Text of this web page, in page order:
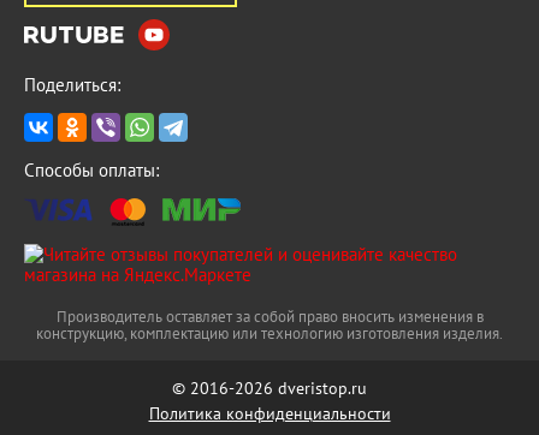
Поделиться:
Способы оплаты:
Производитель оставляет за собой право вносить изменения в
конструкцию, комплектацию или технологию изготовления изделия.
© 2016-2026 dveristop.ru
Политика конфиденциальности